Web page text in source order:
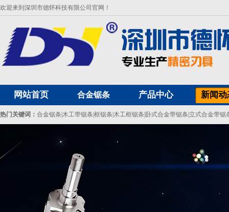
欢迎来到深圳市德怀科技有限公司官网！
网站首页 合金锯条 产品中心 新闻动
热门关键词： 合金锯条 木工带锯条 框锯条 木工框锯条 卧式合金带锯条 立式合金带锯